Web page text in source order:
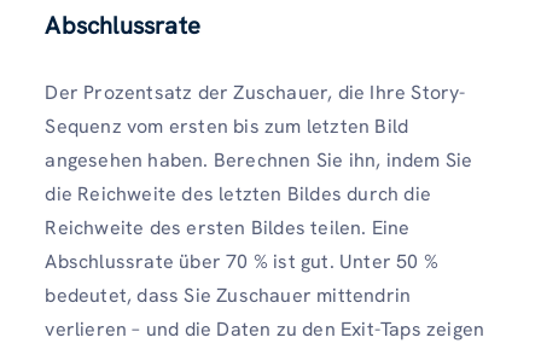
Abschlussrate
Der Prozentsatz der Zuschauer, die Ihre Story-
Sequenz vom ersten bis zum letzten Bild
angesehen haben. Berechnen Sie ihn, indem Sie
die Reichweite des letzten Bildes durch die
Reichweite des ersten Bildes teilen. Eine
Abschlussrate über 70 % ist gut. Unter 50 %
bedeutet, dass Sie Zuschauer mittendrin
verlieren – und die Daten zu den Exit-Taps zeigen